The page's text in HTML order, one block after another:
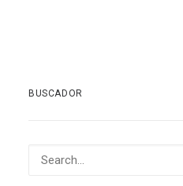
BUSCADOR